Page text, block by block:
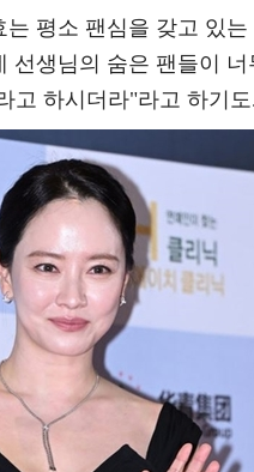
는 평소 팬심을 갖고 있
선생님의 숨은 팬들이
고 하시더라"라고 하기